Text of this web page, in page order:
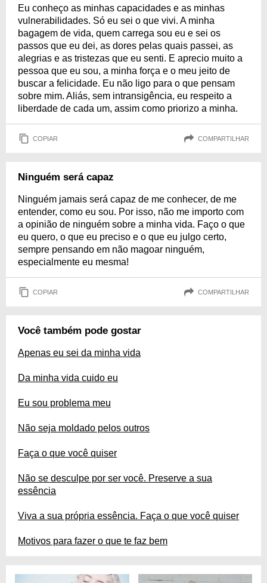
Eu conheço as minhas capacidades e as minhas
vulnerabilidades. Só eu sei o que vivi. A minha
bagagem de vida, quem carrega sou eu e sei os
passos que eu dei, as dores pelas quais passei, as
alegrias e as tristezas que eu senti. E aprecio muito a
pessoa que eu sou, a minha força e o meu jeito de
buscar a felicidade. Eu não ligo para o que pensam
sobre mim. Aliás, sem intransigência, eu respeito a
liberdade de cada um, assim como priorizo a minha.
COPIAR COMPARTILHAR
Ninguém será capaz
Ninguém jamais será capaz de me conhecer, de me
entender, como eu sou. Por isso, não me importo com
a opinião de ninguém sobre a minha vida. Faço o que
eu quero, o que eu preciso e o que eu julgo certo,
sempre pensando em não magoar ninguém,
especialmente eu mesma!
COPIAR COMPARTILHAR
Você também pode gostar
Apenas eu sei da minha vida
Da minha vida cuido eu
Eu sou problema meu
Não seja moldado pelos outros
Faça o que você quiser
Não se desculpe por ser você. Preserve a sua
essência
Viva a sua própria essência. Faça o que você quiser
Motivos para fazer o que te faz bem